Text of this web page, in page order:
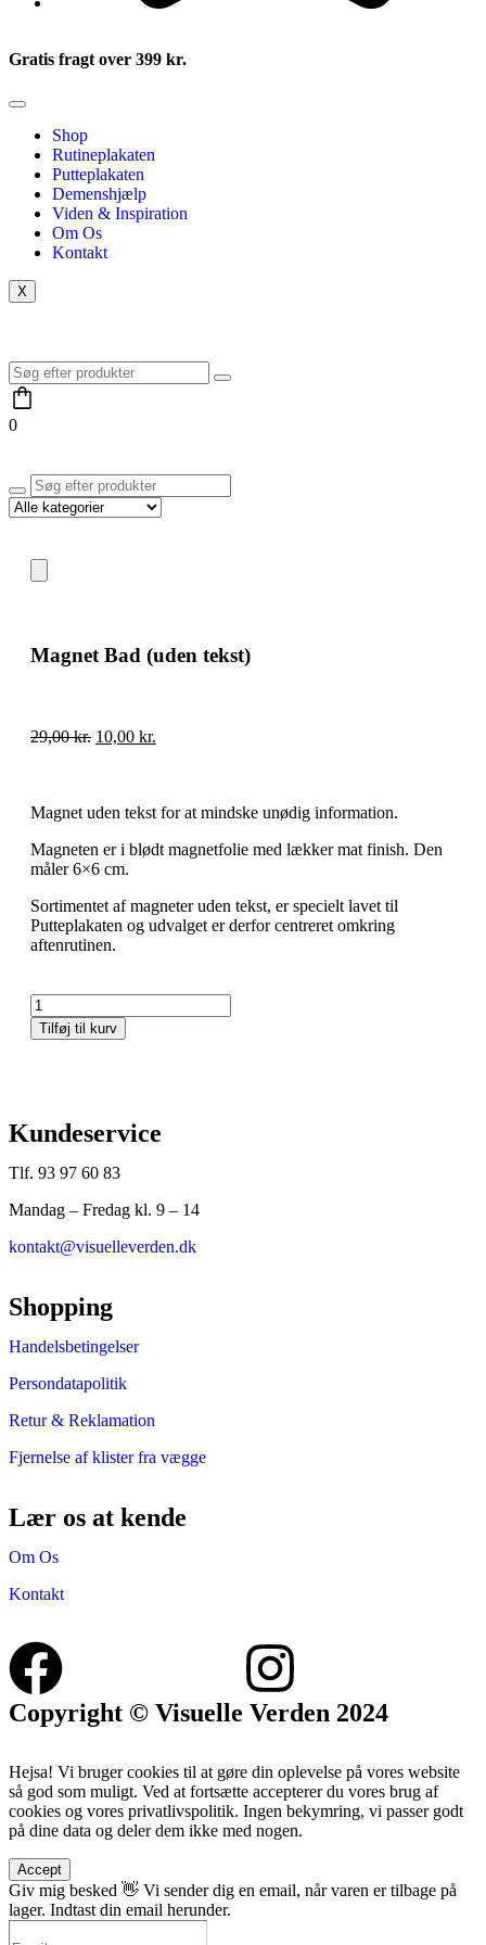
Gratis fragt over 399 kr.
Shop
Rutineplakaten
Putteplakaten
Demenshjælp
Viden & Inspiration
Om Os
Kontakt
X
0
Magnet Bad (uden tekst)
29,00kr. 10,00 kr.
Magnet uden tekst for at mindske unødig information.
Magneten er i blødt magnetfolie med lækker mat finish. Den
måler 6×6 cm.
Sortimentet af magneter uden tekst, er specielt lavet til
Putteplakaten og udvalget er derfor centreret omkring
aftenrutinen.
Tilføj til kurv
Kundeservice
Tlf. 93 97 60 83
Mandag – Fredag kl. 9 – 14
kontakt@visuelleverden.dk
Shopping
Handelsbetingelser
Persondatapolitik
Retur & Reklamation
Fjernelse af klister fra vægge
Lær os at kende
Om Os
Kontakt
Copyright © Visuelle Verden 2024
Hejsa! Vi bruger cookies til at gøre din oplevelse på vores website
så god som muligt. Ved at fortsætte accepterer du vores brug af
cookies og vores privatlivspolitik. Ingen bekymring, vi passer godt
på dine data og deler dem ikke med nogen.
Accept
Giv mig besked 👋 Vi sender dig en email, når varen er tilbage på
lager. Indtast din email herunder.